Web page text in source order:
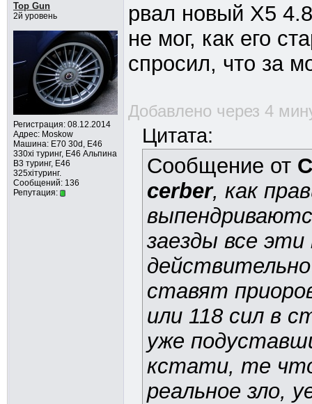
Top Gun
2й уровень
Регистрация: 08.12.2014
Адрес: Moskow
Машина: E70 30d, Е46
330xi туринг, Е46 Альпина
В3 туринг, Е46
325xiтуринг.
Сообщений: 136
Репутация:
рвал новый Х5
не мог, как его
спросил, что за
Добавлено через 4
Цитата:
Сообщение от
cerber, как
заезды все эти
ставят
или 118 сил в
уже
кстати, те
реальное зло,